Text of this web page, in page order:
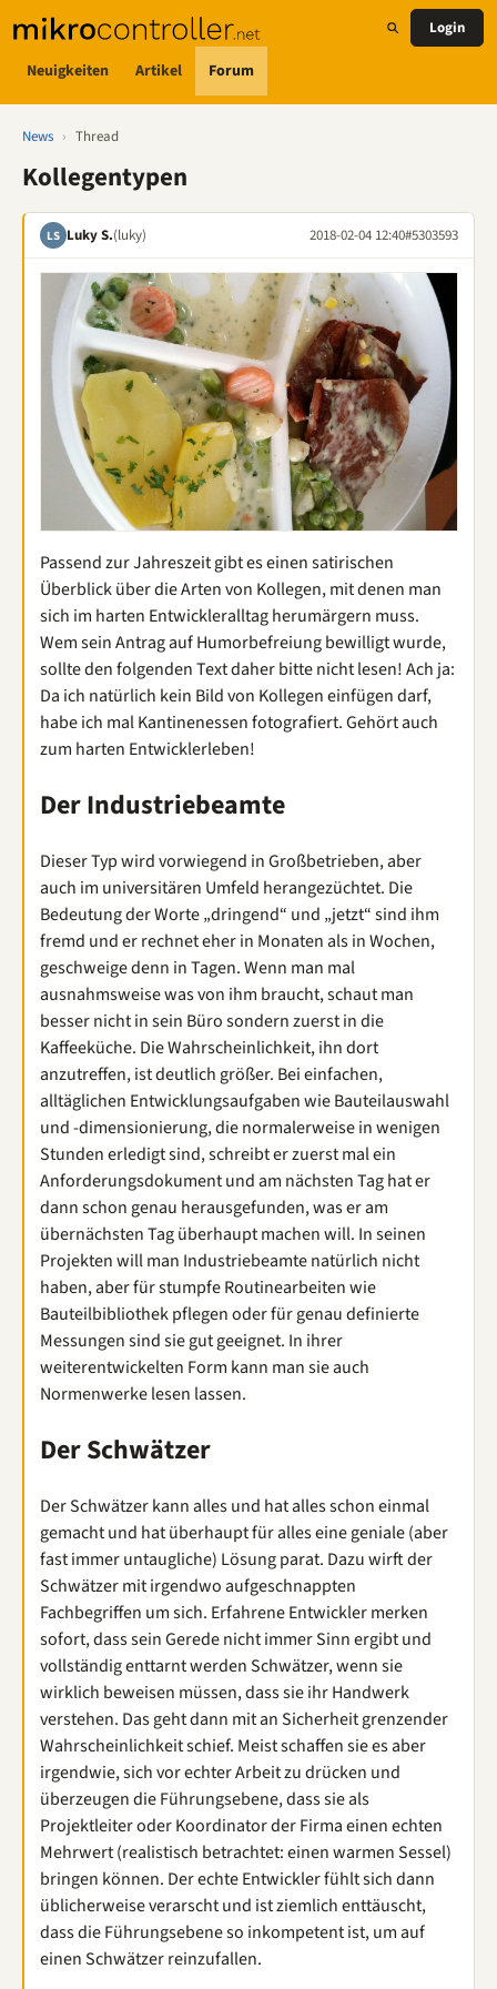
Neuigkeiten Artikel Forum
Login
News › Thread
Kollegentypen
LS Luky S.(luky) 2018-02-04 12:40#5303593
Passend zur Jahreszeit gibt es einen satirischen
Überblick über die Arten von Kollegen, mit denen man
sich im harten Entwickleralltag herumärgern muss.
Wem sein Antrag auf Humorbefreiung bewilligt wurde,
sollte den folgenden Text daher bitte nicht lesen! Ach ja:
Da ich natürlich kein Bild von Kollegen einfügen darf,
habe ich mal Kantinenessen fotografiert. Gehört auch
zum harten Entwicklerleben!
Der Industriebeamte
Dieser Typ wird vorwiegend in Großbetrieben, aber
auch im universitären Umfeld herangezüchtet. Die
Bedeutung der Worte „dringend“ und „jetzt“ sind ihm
fremd und er rechnet eher in Monaten als in Wochen,
geschweige denn in Tagen. Wenn man mal
ausnahmsweise was von ihm braucht, schaut man
besser nicht in sein Büro sondern zuerst in die
Kaffeeküche. Die Wahrscheinlichkeit, ihn dort
anzutreffen, ist deutlich größer. Bei einfachen,
alltäglichen Entwicklungsaufgaben wie Bauteilauswahl
und -dimensionierung, die normalerweise in wenigen
Stunden erledigt sind, schreibt er zuerst mal ein
Anforderungsdokument und am nächsten Tag hat er
dann schon genau herausgefunden, was er am
übernächsten Tag überhaupt machen will. In seinen
Projekten will man Industriebeamte natürlich nicht
haben, aber für stumpfe Routinearbeiten wie
Bauteilbibliothek pflegen oder für genau definierte
Messungen sind sie gut geeignet. In ihrer
weiterentwickelten Form kann man sie auch
Normenwerke lesen lassen.
Der Schwätzer
Der Schwätzer kann alles und hat alles schon einmal
gemacht und hat überhaupt für alles eine geniale (aber
fast immer untaugliche) Lösung parat. Dazu wirft der
Schwätzer mit irgendwo aufgeschnappten
Fachbegriffen um sich. Erfahrene Entwickler merken
sofort, dass sein Gerede nicht immer Sinn ergibt und
vollständig enttarnt werden Schwätzer, wenn sie
wirklich beweisen müssen, dass sie ihr Handwerk
verstehen. Das geht dann mit an Sicherheit grenzender
Wahrscheinlichkeit schief. Meist schaffen sie es aber
irgendwie, sich vor echter Arbeit zu drücken und
überzeugen die Führungsebene, dass sie als
Projektleiter oder Koordinator der Firma einen echten
Mehrwert (realistisch betrachtet: einen warmen Sessel)
bringen können. Der echte Entwickler fühlt sich dann
üblicherweise verarscht und ist ziemlich enttäuscht,
dass die Führungsebene so inkompetent ist, um auf
einen Schwätzer reinzufallen.